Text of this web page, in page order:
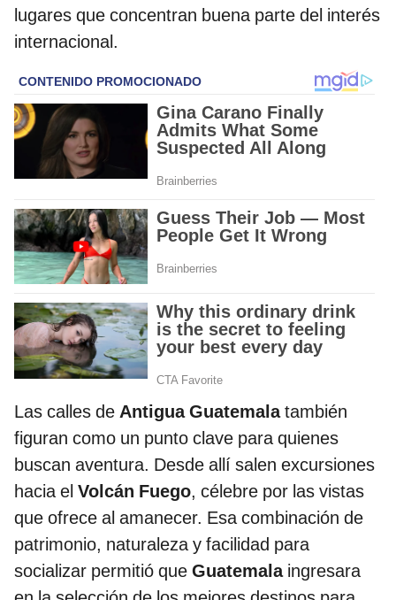
lugares que concentran buena parte del interés
internacional.
Las calles de Antigua Guatemalatambién
figuran como un punto clave para quienes
buscan aventura. Desde allí salen excursiones
hacia el Volcán Fuego, célebre por las vistas
que ofrece al amanecer. Esa combinación de
patrimonio, naturaleza y facilidad para
socializar permitió que Guatemalaingresara